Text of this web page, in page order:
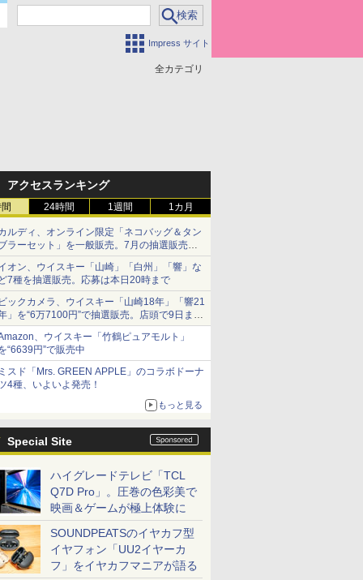
Impress サイト
全カテゴリ
アクセスランキング
24時間 1週間 1カ月
ルディ、オンライン限定「ネコバッグ＆タン
ラーセット」を一般販売。7月の抽選販売の
選無効分
オン、ウイスキー「山崎」「白州」「響」な
7種を抽選販売。応募は本日20時まで
ックカメラ、ウイスキー「山崎18年」「響21
」を“6万7100円”で抽選販売。店頭で9日まで
付
、ウイスキー「竹鶴ピュアモルト」
“6639円”で販売中
スド「Mrs. GREEN APPLE」のコラボドーナ
4種、いよいよ発売！
もっと見る
Special Site
ハイグレードテレビ「TCL
Q7D Pro」。圧巻の色彩美で
映画＆ゲームが極上体験に
SOUNDPEATSのイヤカフ型
イヤフォン「UU2イヤーカ
フ」をイヤカフマニアが語る